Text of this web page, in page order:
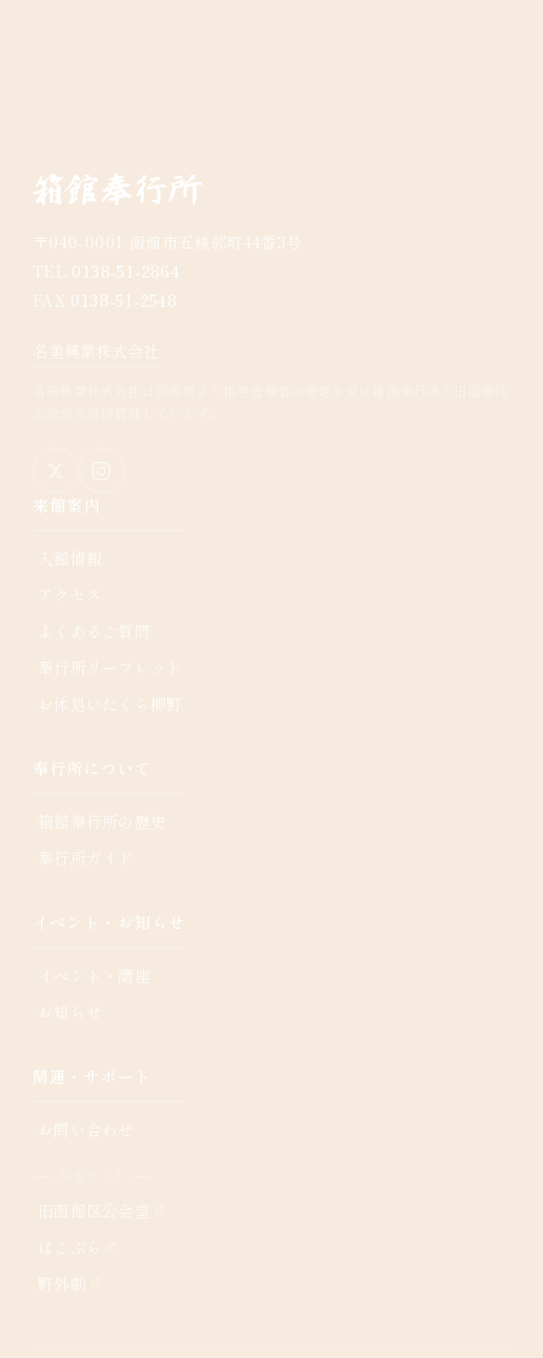
〒040-0001 函館市五稜郭町44番3号
TEL 0138-51-2864
FAX 0138-51-2548
名美興業株式会社
来館案内
入館情報
アクセス
よくあるご質問
奉行所リーフレット
お休処いたくら柳野
奉行所について
箱館奉行所の歴史
奉行所ガイド
イベント・お知らせ
イベント・講座
お知らせ
関連・サポート
お問い合わせ
旧函館区公会堂
はこぶら
野外劇